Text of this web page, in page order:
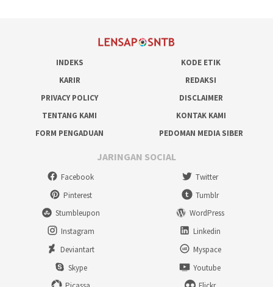
INDEKS
KODE ETIK
KARIR
REDAKSI
PRIVACY POLICY
DISCLAIMER
TENTANG KAMI
KONTAK KAMI
FORM PENGADUAN
PEDOMAN MEDIA SIBER
JARINGAN SOCIAL
Facebook
Twitter
Pinterest
Tumblr
Stumbleupon
WordPress
Instagram
Linkedin
Deviantart
Myspace
Skype
Youtube